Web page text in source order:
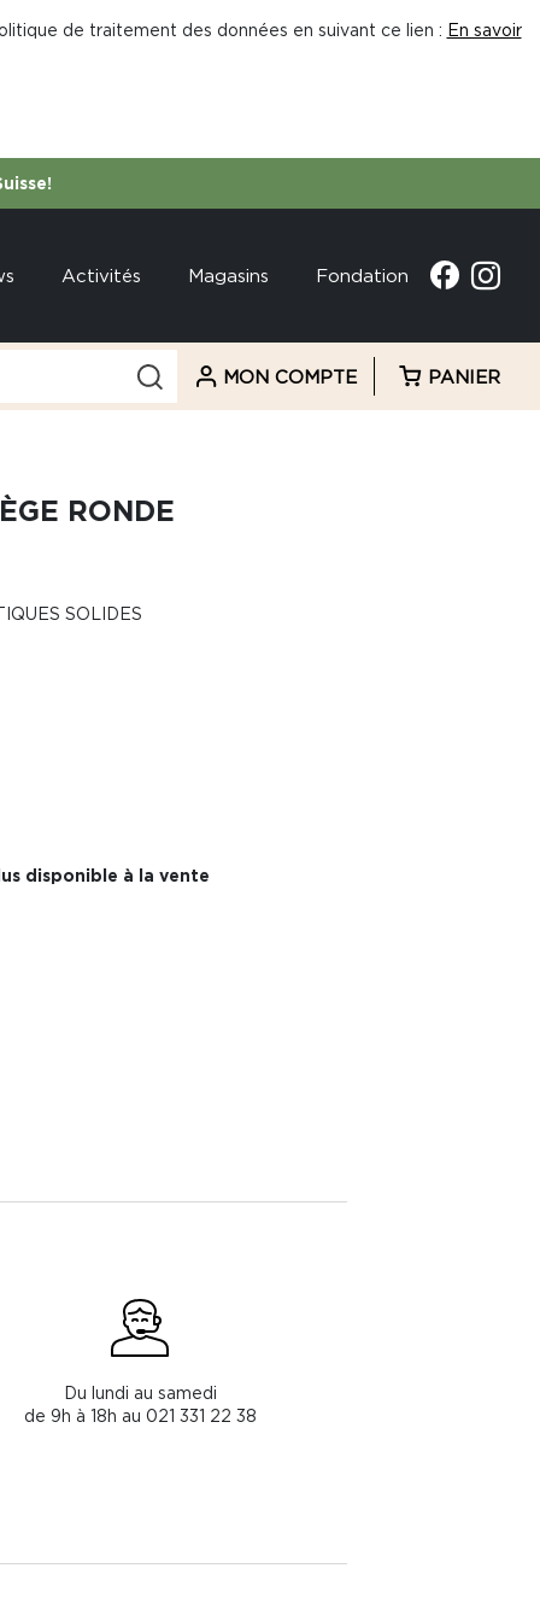
de traitement des données en suivant ce lien : En savoir
Activités Magasins Fondation
MON COMPTE PANIER
RONDE
SOLIDES
disponible à la vente
Du lundi au samedi
de 9h à 18h au 021 331 22 38